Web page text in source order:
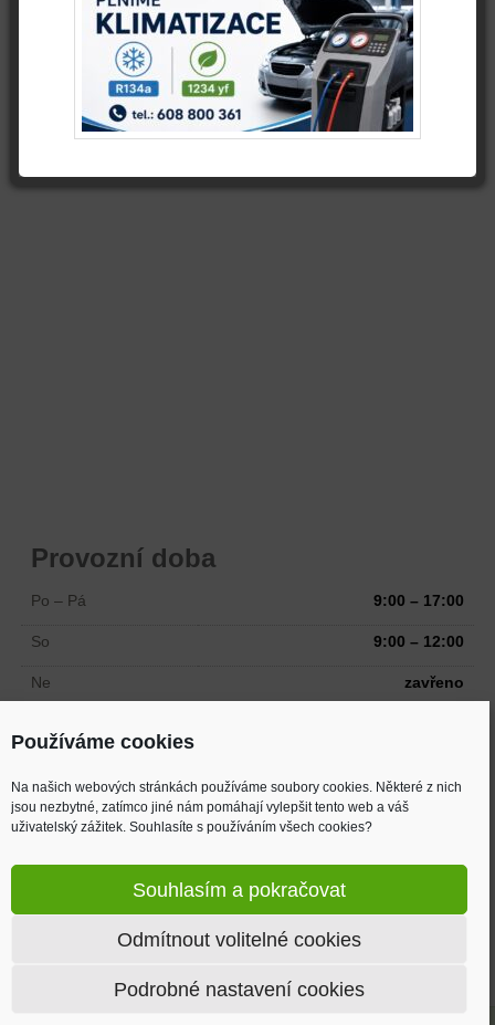
Používáme cookies
Na našich webových stránkách používáme soubory cookies. Některé z nich
jsou nezbytné, zatímco jiné nám pomáhají vylepšit tento web a váš
uživatelský zážitek. Souhlasíte s používáním všech cookies?
Souhlasím a pokračovat
Odmítnout volitelné cookies
Podrobné nastavení cookies
Provozní doba
Po – Pá 9:00 – 17:00
So 9:00 – 12:00
Ne zavřeno
Adresa